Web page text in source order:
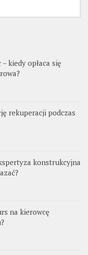
kiedy opłaca się
rekuperacji podczas
konstrukcyjna
na kierowcę